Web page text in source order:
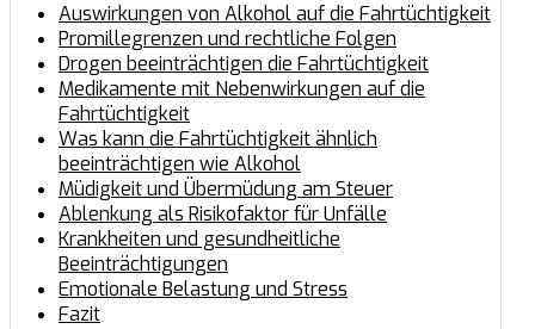
Auswirkungen von Alkohol auf die Fahrtüchtigkeit
Promillegrenzen und rechtliche Folgen
Drogen beeinträchtigen die Fahrtüchtigkeit
Medikamente mit Nebenwirkungen auf die
Fahrtüchtigkeit
Was kann die Fahrtüchtigkeit ähnlich
beeinträchtigen wie Alkohol
Müdigkeit und Übermüdung am Steuer
Ablenkung als Risikofaktor für Unfälle
Krankheiten und gesundheitliche
Beeinträchtigungen
Emotionale Belastung und Stress
Fazit